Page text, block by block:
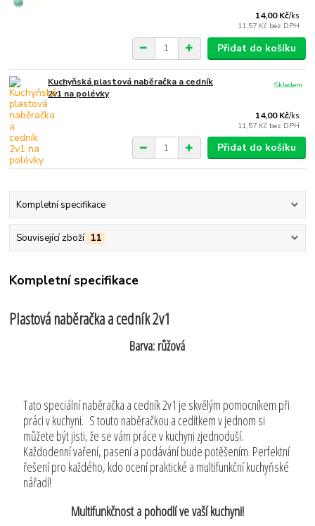
14,00 Kč/ks
11,57 Kč bez DPH
Přidat do košíku
Kuchyňská plastová naběračka a cedník
2v1 na polévky
14,00 Kč/ks
11,57 Kč bez DPH
Skladem
Přidat do košíku
Kompletní specifikace
Související zboží 11
Kompletní specifikace
Plastová naběračka a cedník 2v1
Barva: růžová
Tato speciální naběračka a cedník 2v1 je skvělým pomocníkem při
práci v kuchyni. S touto naběračkou a cedítkem v jednom si
můžete být jisti, že se vám práce v kuchyni zjednoduší.
Každodenní vaření, pasení a podávání bude potěšením. Perfektní
řešení pro každého, kdo ocení praktické a multifunkční kuchyňské
nářadí!
Multifunkčnost a pohodlí ve vaší kuchyni!